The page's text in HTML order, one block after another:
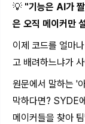
💡 "기능은 AI가
은 오직 메이커만
이제 코드를 얼마
고 배려하느냐가
원문에서 말하는 '
막하다면? SYDE
메이커들을 찾아